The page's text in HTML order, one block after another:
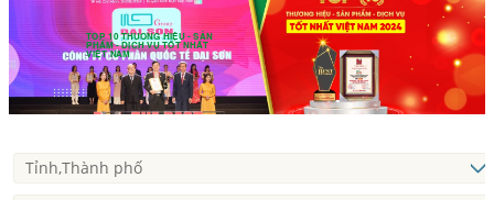
TOP 10 THƯƠNG HIỆU - SẢN
PHẨM - DỊCH VỤ TỐT NHẤT
VIỆT NAM